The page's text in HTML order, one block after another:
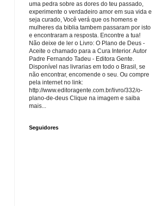
uma pedra sobre as dores do teu passado,
experimente o verdadeiro amor em sua vida e
seja curado, Você verá que os homens e
mulheres da biblia tambem passaram por isto
e encontraram a resposta. Encontre a tua!
Não deixe de ler o Livro: O Plano de Deus -
Aceite o chamado para a Cura Interior. Autor
Padre Fernando Tadeu - Editora Gente.
Disponível nas livrarias em todo o Brasil, se
não encontrar, encomende o seu. Ou compre
pela internet no link:
http://www.editoragente.com.br/livro/332/o-
plano-de-deus Clique na imagem e saiba
mais...
Seguidores